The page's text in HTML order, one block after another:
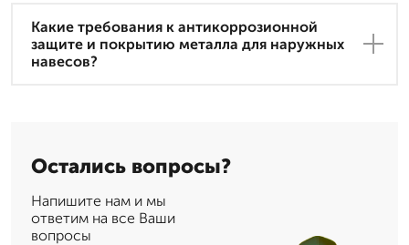
Какие требования к антикоррозионной
защите и покрытию металла для наружных
навесов?
Остались вопросы?
Напишите нам и мы
ответим на все Ваши
вопросы